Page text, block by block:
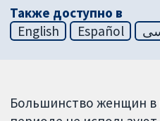
Также доступно в
English
Español
Большинство женщин в